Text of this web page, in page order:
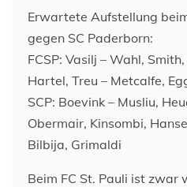
Erwartete Aufstellung
gegen SC Paderborn:
FCSP: Vasilj – Wahl,
Hartel, Treu – Metcalfe,
SCP: Boevink – Musliu,
Obermair, Kinsombi,
Bilbija, Grimaldi
Beim FC St. Pauli ist zwar